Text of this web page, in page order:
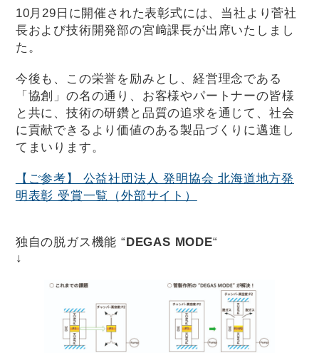
10月29日に開催された表彰式には、当社より菅社
長および技術開発部の宮﨑課長が出席いたしまし
た。
今後も、この栄誉を励みとし、経営理念である
「協創」の名の通り、お客様やパートナーの皆様
と共に、技術の研鑽と品質の追求を通じて、社会
に貢献できるより価値のある製品づくりに邁進し
てまいります。
【ご参考】 公益社団法人 発明協会 北海道地方発
明表彰 受賞一覧（外部サイト）
独自の脱ガス機能 “DEGAS MODE“
↓